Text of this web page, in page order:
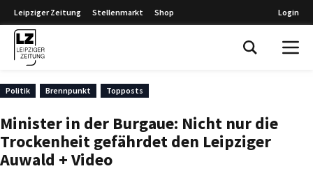
Leipziger Zeitung Stellenmarkt Shop Login
Politik Brennpunkt Topposts
Minister in der Burgaue: Nicht nur die
Trockenheit gefährdet den Leipziger
Auwald + Video